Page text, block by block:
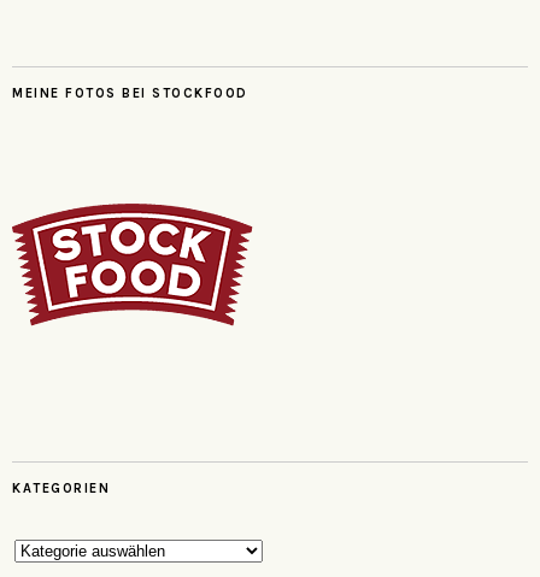
MEINE FOTOS BEI STOCKFOOD
KATEGORIEN
Kategorien